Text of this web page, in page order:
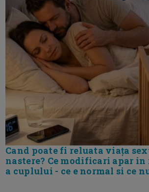
Cand poate fi reluata viața
nastere? Ce modificari apar
a cuplului - ce e normal si ce